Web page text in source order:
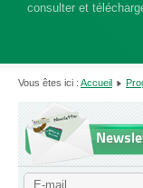
consulter et
Vous êtes ici : Accueil